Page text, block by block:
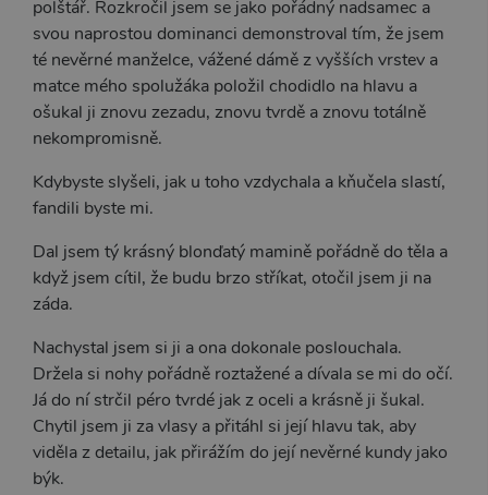
polštář. Rozkročil jsem se jako pořádný nadsamec a
svou naprostou dominanci demonstroval tím, že jsem
té nevěrné manželce, vážené dámě z vyšších vrstev a
matce mého spolužáka položil chodidlo na hlavu a
ošukal ji znovu zezadu, znovu tvrdě a znovu totálně
nekompromisně.
Kdybyste slyšeli, jak u toho vzdychala a kňučela slastí,
fandili byste mi.
Dal jsem tý krásný blonďatý mamině pořádně do těla a
když jsem cítil, že budu brzo stříkat, otočil jsem ji na
záda.
Nachystal jsem si ji a ona dokonale poslouchala.
Držela si nohy pořádně roztažené a dívala se mi do očí.
Já do ní strčil péro tvrdé jak z oceli a krásně ji šukal.
Chytil jsem ji za vlasy a přitáhl si její hlavu tak, aby
viděla z detailu, jak přirážím do její nevěrné kundy jako
býk.
čísla jako
identifikátoru
klienta. Je
součástí
každého
požadavku na
stránku na webu
a slouží k
kampaních pro
analytické